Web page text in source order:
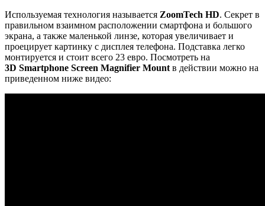
Используемая технология называется ZoomTech HD. Секрет в
правильном взаимном расположении смартфона и большого
экрана, а также маленькой линзе, которая увеличивает и
проецирует картинку с дисплея телефона. Подставка легко
монтируется и стоит всего 23 евро. Посмотреть на
3D Smartphone Screen Magnifier Mount в действии можно на
приведенном ниже видео: